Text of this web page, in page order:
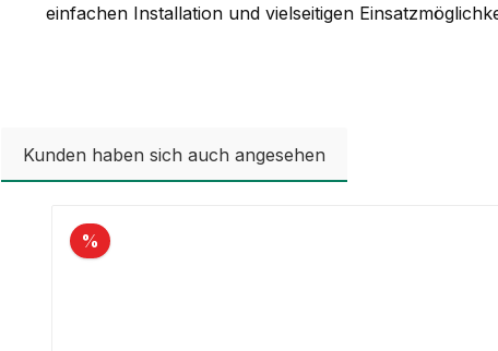
einfachen Installation und vielseitigen
Kunden haben sich auch angesehen
%